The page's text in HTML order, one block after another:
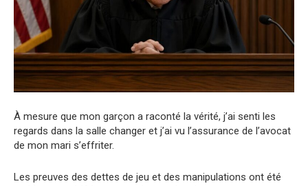
À mesure que mon garçon a raconté la vérité, j’ai senti les
regards dans la salle changer et j’ai vu l’assurance de l’avocat
de mon mari s’effriter.
Les preuves des dettes de jeu et des manipulations ont été